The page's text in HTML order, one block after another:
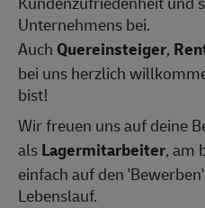
Unternehmens bei.
Auch Quereinsteiger,
bei uns herzlich
bist!
Wir freuen uns auf deine
alsLagermitarbeiter, am
einfach auf den
Lebenslauf.